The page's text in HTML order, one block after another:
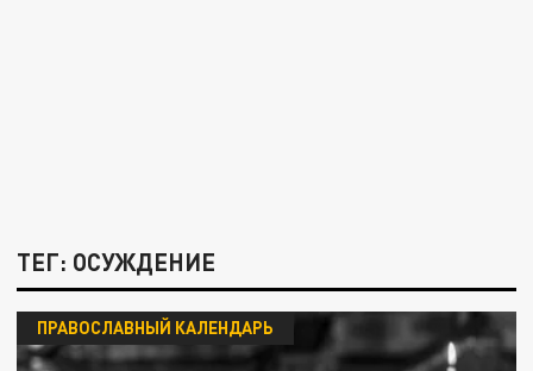
ТЕГ: ОСУЖДЕНИЕ
ПРАВОСЛАВНЫЙ КАЛЕНДАРЬ